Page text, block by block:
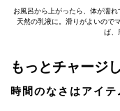
お風呂から上がったら、体が濡
天然の乳液に。滑りがよいので
ば、
もっとチャージ
時間のなさはアイ